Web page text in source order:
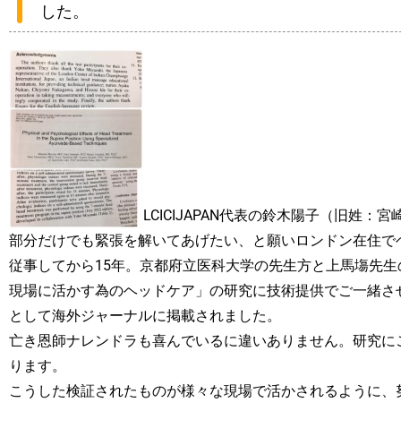
した。
LCICIJAPAN代表の鈴木陽子（旧姓：
部分だけでも緊張を解いてあげたい、と願いロンドン在住
従事してから15年。京都府立医科大学の先生方と上馬塲先
現場に活かす為のヘッドケア」の研究に技術提供でご一緒
として海外ジャーナルに掲載されました。
亡き恩師ナレンドラも喜んでいるに違いありません。研究
ります。
こうした検証されたものが様々な現場で活かされるように